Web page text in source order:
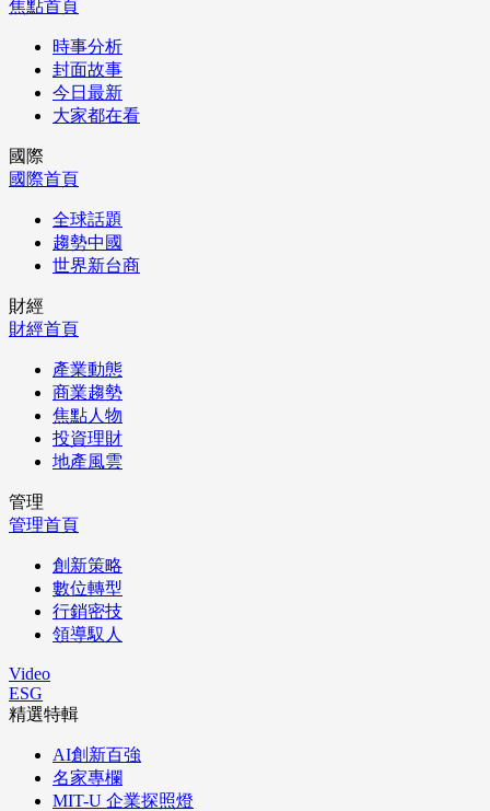
焦點首頁
時事分析
封面故事
今日最新
大家都在看
國際
國際首頁
全球話題
趨勢中國
世界新台商
財經
財經首頁
產業動態
商業趨勢
焦點人物
投資理財
地產風雲
管理
管理首頁
創新策略
數位轉型
行銷密技
領導馭人
Video
ESG
精選特輯
AI創新百強
名家專欄
MIT-U 企業探照燈